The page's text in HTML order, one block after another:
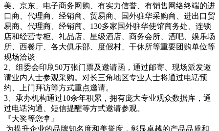
美、京东、电子商务网购、有实力信誉、有销售网络终端的进
口商、代理商、经销商、贸易商、国外驻华采购商、进出口贸
易商、代理商、经销商、130多家国外驻华使馆商务处、连锁
店和经营专柜、礼品店、星级酒店、商务会所、酒吧、娱乐场
所、西餐厅、各大俱乐部、度假村、干休所等重要团购单位等
现场洽谈
2、组委会印刷50万张门票及邀请函，通过邮寄、现场派发邀
请业内人士参观采购。对长三角地区专业人士将通过电话预
约、上门拜访等方式重点邀请。
3、承办机构通过10余年积累，拥有庞大专业观众数据库，通
过电话沟通、短信提醒等方式邀请参观。
『大奖等您拿』
为提升企业的品牌知名度和美誉度，彰显卓越的产品品质和